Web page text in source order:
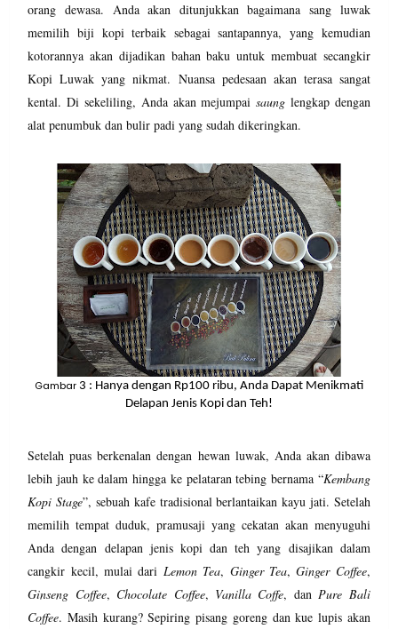
orang dewasa. Anda akan ditunjukkan bagaimana sang luwak
memilih biji kopi terbaik sebagai santapannya, yang kemudian
kotorannya akan dijadikan bahan baku untuk membuat secangkir
Kopi Luwak yang nikmat. Nuansa pedesaan akan terasa sangat
kental. Di sekeliling, Anda akan mejumpaisaung lengkap dengan
alat penumbuk dan bulir padi yang sudah dikeringkan.
Gambar 3 : Hanya dengan Rp100 ribu, Anda Dapat Menikmati
Delapan Jenis Kopi dan Teh!
Setelah puas berkenalan dengan hewan luwak, Anda akan dibawa
lebih jauh ke dalam hingga ke pelataran tebing bernama “Kembang
Kopi Stage”, sebuah kafe tradisional berlantaikan kayu jati. Setelah
memilih tempat duduk, pramusaji yang cekatan akan menyuguhi
Anda dengan delapan jenis kopi dan teh yang disajikan dalam
cangkir kecil, mulai dari Lemon Tea, Ginger Tea,Ginger Coffee,
Ginseng Coffee, Chocolate Coffee, Vanilla Coffe, danPure Bali
Coffee. Masih kurang? Sepiring pisang goreng dan kue lupis akan